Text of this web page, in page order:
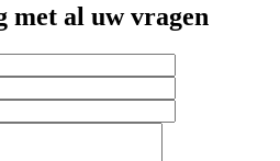
met al uw vragen